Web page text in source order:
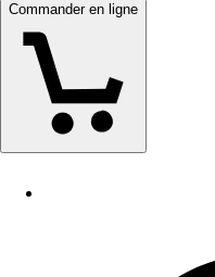
Commander en ligne